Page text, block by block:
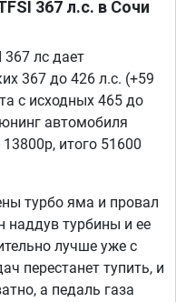
367 л.с. в Сочи
367 лс дает
367 до 426 л.с. (+59
с исходных 465 до
автомобиля
итого 51600
турбо яма и провал
наддув турбины и ее
лучше уже с
перестанет тупить, и
а педаль газа